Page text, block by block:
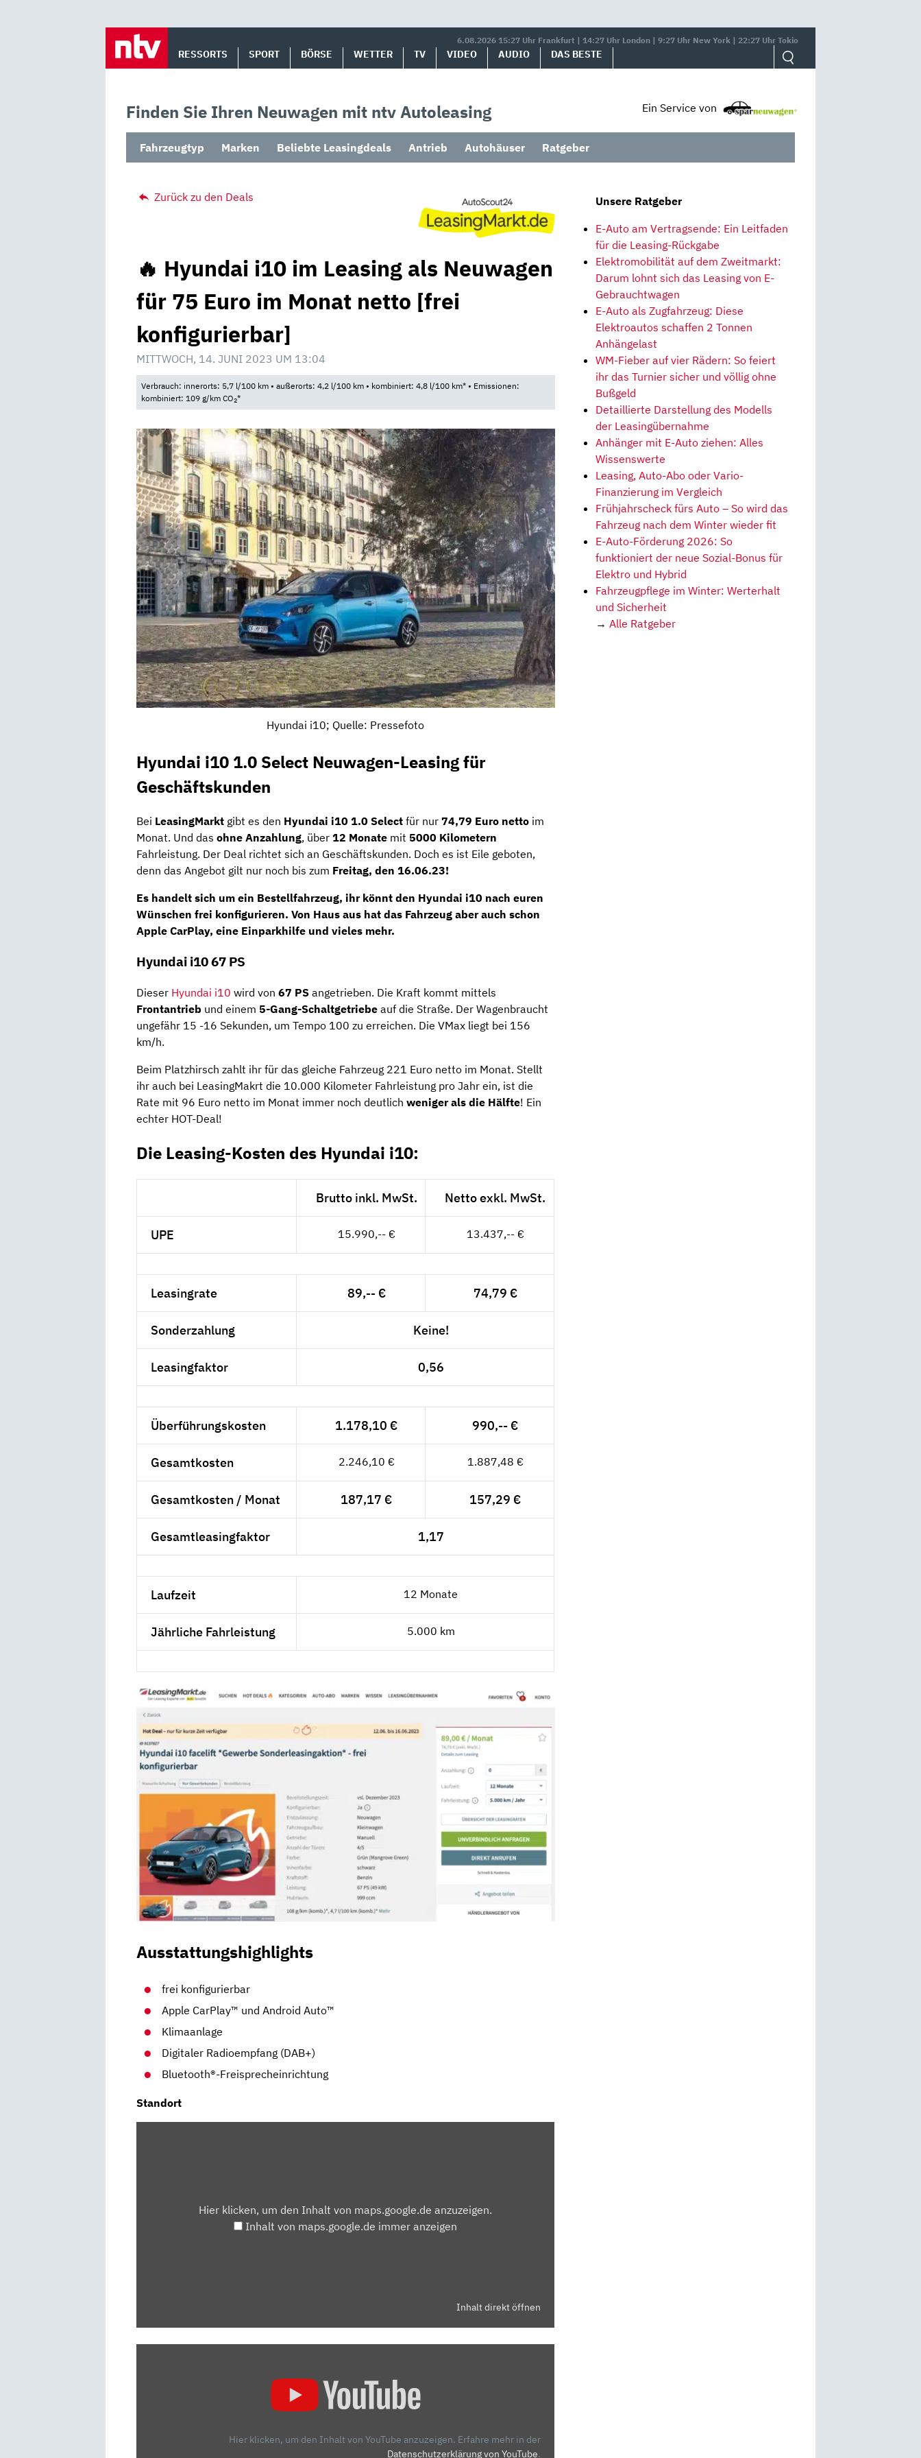
6.08.2026 15:27 Uhr Frankfurt | 14:27 Uhr London | 9:27 Uhr New York | 22:27 Uhr Tokio
RESSORTS SPORT BÖRSE WETTER TV VIDEO AUDIO DAS BESTE
Finden Sie Ihren Neuwagen mit ntv Autoleasing Ein Service von
Fahrzeugtyp Marken Beliebte Leasingdeals Antrieb Autohäuser Ratgeber
Zurück zu den Deals
🔥 Hyundai i10 im Leasing als Neuwagen
für 75 Euro im Monat netto [frei
konfigurierbar]
MITTWOCH, 14. JUNI 2023 UM 13:04
Verbrauch: innerorts: 5,7 l/100 km • außerorts: 4,2 l/100 km • kombiniert: 4,8 l/100 km* • Emissionen:
kombiniert: 109 g/km CO2*
Hyundai i10; Quelle: Pressefoto
Hyundai i10 1.0 Select Neuwagen-Leasing für
Geschäftskunden
Bei LeasingMarkt gibt es den Hyundai i10 1.0 Select für nur 74,79 Euro netto im
Monat. Und das ohne Anzahlung, über 12 Monate mit 5000 Kilometern
Fahrleistung. Der Deal richtet sich an Geschäftskunden. Doch es ist Eile geboten,
denn das Angebot gilt nur noch bis zum Freitag, den 16.06.23!
Es handelt sich um ein Bestellfahrzeug, ihr könnt den Hyundai i10 nach euren
Wünschen frei konfigurieren. Von Haus aus hat das Fahrzeug aber auch schon
Apple CarPlay, eine Einparkhilfe und vieles mehr.
Hyundai i10 67 PS
Dieser Hyundai i10 wird von 67 PS angetrieben. Die Kraft kommt mittels
Frontantrieb und einem 5-Gang-Schaltgetriebe auf die Straße. Der Wagenbraucht
ungefähr 15 -16 Sekunden, um Tempo 100 zu erreichen. Die VMax liegt bei 156
km/h.
Beim Platzhirsch zahlt ihr für das gleiche Fahrzeug 221 Euro netto im Monat. Stellt
ihr auch bei LeasingMakrt die 10.000 Kilometer Fahrleistung pro Jahr ein, ist die
Rate mit 96 Euro netto im Monat immer noch deutlich weniger als die Hälfte! Ein
echter HOT-Deal!
Die Leasing-Kosten des Hyundai i10:
Brutto inkl. MwSt. Netto exkl. MwSt.
UPE 15.990,-- € 13.437,-- €
Leasingrate 89,-- € 74,79 €
Sonderzahlung Keine!
Leasingfaktor 0,56
Überführungskosten 1.178,10 € 990,-- €
Gesamtkosten 2.246,10 € 1.887,48 €
Gesamtkosten / Monat 187,17 € 157,29 €
Gesamtleasingfaktor 1,17
Laufzeit 12 Monate
Jährliche Fahrleistung 5.000 km
Ausstattungshighlights
frei konfigurierbar
Apple CarPlay™ und Android Auto™
Klimaanlage
Digitaler Radioempfang (DAB+)
Bluetooth®-Freisprecheinrichtung
Standort
Hier klicken, um den Inhalt von maps.google.de anzuzeigen.
Inhalt von maps.google.de immer anzeigen
Inhalt direkt öffnen
Hier klicken, um den Inhalt von YouTube anzuzeigen. Erfahre mehr in der
Datenschutzerklärung von YouTube.
Unsere Ratgeber
E-Auto am Vertragsende: Ein Leitfaden
für die Leasing-Rückgabe
Elektromobilität auf dem Zweitmarkt:
Darum lohnt sich das Leasing von E-
Gebrauchtwagen
E-Auto als Zugfahrzeug: Diese
Elektroautos schaffen 2 Tonnen
Anhängelast
WM-Fieber auf vier Rädern: So feiert
ihr das Turnier sicher und völlig ohne
Bußgeld
Detaillierte Darstellung des Modells
der Leasingübernahme
Anhänger mit E-Auto ziehen: Alles
Wissenswerte
Leasing, Auto-Abo oder Vario-
Finanzierung im Vergleich
Frühjahrscheck fürs Auto – So wird das
Fahrzeug nach dem Winter wieder fit
E-Auto-Förderung 2026: So
funktioniert der neue Sozial-Bonus für
Elektro und Hybrid
Fahrzeugpflege im Winter: Werterhalt
und Sicherheit
→ Alle Ratgeber